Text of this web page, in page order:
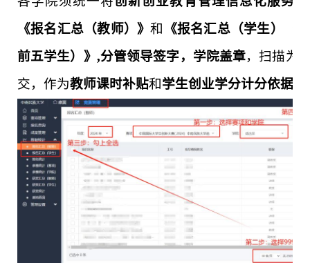
《报名汇总（教师）》和
《报名汇总（学生）（
前五学生）》,分管领导签字，学院盖章，扫描为
交，作为教师课时补贴和学生创业学分计分依据。